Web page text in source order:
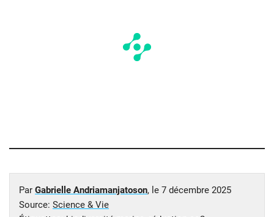
Par Gabrielle Andriamanjatoson, le 7 décembre 2025
Source: Science & Vie